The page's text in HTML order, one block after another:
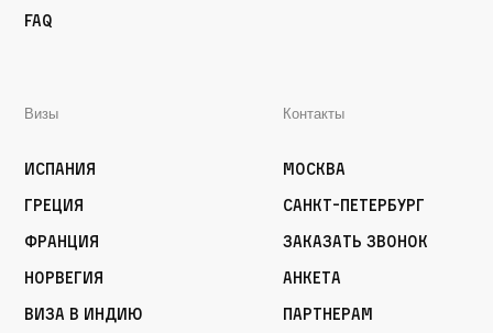
FAQ
Визы
Испания
Греция
Франция
Норвегия
Виза в Индию
Контакты
Москва
Санкт-Петербург
Заказать звонок
Анкета
Партнерам